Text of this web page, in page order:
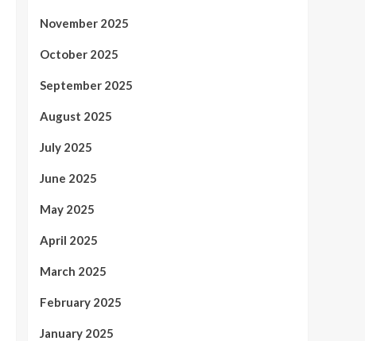
November 2025
October 2025
September 2025
August 2025
July 2025
June 2025
May 2025
April 2025
March 2025
February 2025
January 2025